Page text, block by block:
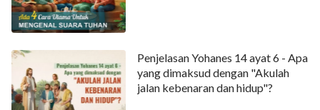
Penjelasan Yohanes 14 ayat 6 - Apa
yang dimaksud dengan "Akulah
jalan kebenaran dan hidup"?